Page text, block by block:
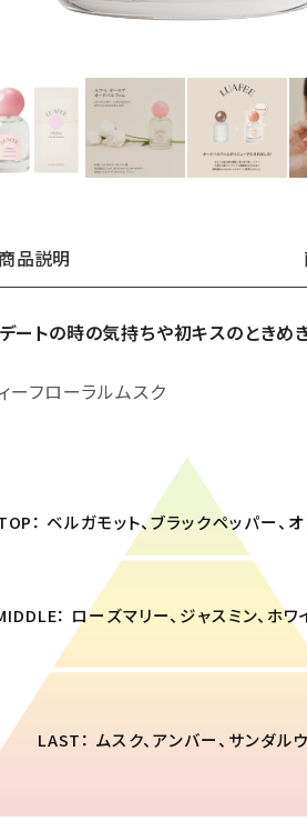
商品説明
ートの時の気持ちや初キスのときめ
ーフローラルムスク
： ベルガモット、ブラックペッパー、
： ローズマリー、ジャスミン、ホ
LAST： ムスク、アンバー、サンダル